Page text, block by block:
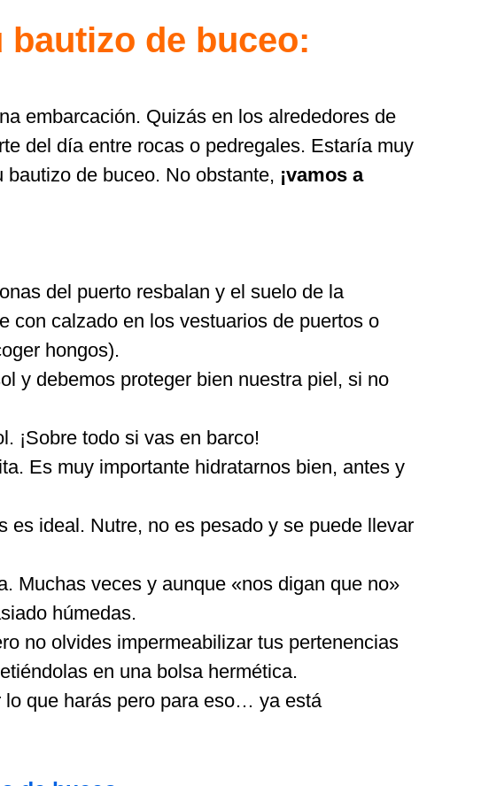
de buceo:
embarcación. Quizás en los alrededores de
del día entre rocas o pedregales. Estaría muy
de buceo. No obstante, ¡vamos a
del puerto resbalan y el suelo de la
calzado en los vestuarios de puertos o
hongos).
y debemos proteger bien nuestra piel, si no
¡Sobre todo si vas en barco!
Es muy importante hidratarnos bien, antes y
es ideal. Nutre, no es pesado y se puede llevar
Muchas veces y aunque «nos digan que no»
húmedas.
no olvides impermeabilizar tus pertenencias
en una bolsa hermética.
lo que harás pero para eso… ya está